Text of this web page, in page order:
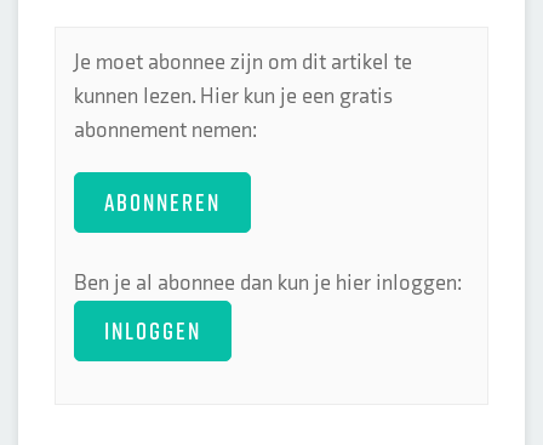
Je moet abonnee zijn om dit artikel te
kunnen lezen. Hier kun je een gratis
abonnement nemen:
ABONNEREN
Ben je al abonnee dan kun je hier inloggen:
INLOGGEN